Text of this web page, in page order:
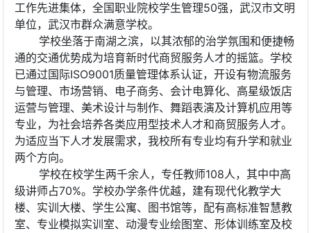
工作先进集体，全国职业院校学生管理50强，武汉市文明
单位，武汉市群众满意学校。
学校坐落于南湖之滨，以其浓郁的治学氛围和便捷畅
通的交通优势成为培育新时代商贸服务人才的摇篮。学校
已通过国际ISO9001质量管理体系认证，开设有物流服务
与管理、市场营销、电子商务、会计电算化、高星级饭店
运营与管理、美术设计与制作、舞蹈表演及计算机应用等
专业，为社会培养各类应用型技术人才和商贸服务人才。
为适应当下人才发展需求，我校所有专业均有升学和就业
两个方向。
学校在校学生两千余人，专任教师108人，其中中高
级讲师占70%。学校办学条件优越，建有现代化教学大
楼、实训大楼、学生公寓、图书馆等，配有高标准智慧教
室、专业模拟实训室、动漫专业绘图室、形体训练室及校